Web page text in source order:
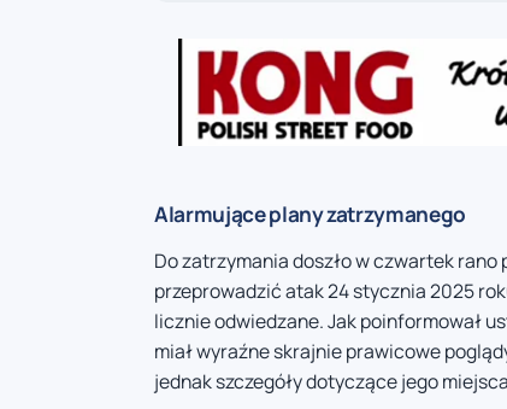
Alarmujące plany zatrzymanego
Do zatrzymania doszło w czwartek
przeprowadzić atak 24 stycznia 2025
licznie odwiedzane. Jak poinformował
miał wyraźne skrajnie prawicowe
jednak szczegóły dotyczące jego